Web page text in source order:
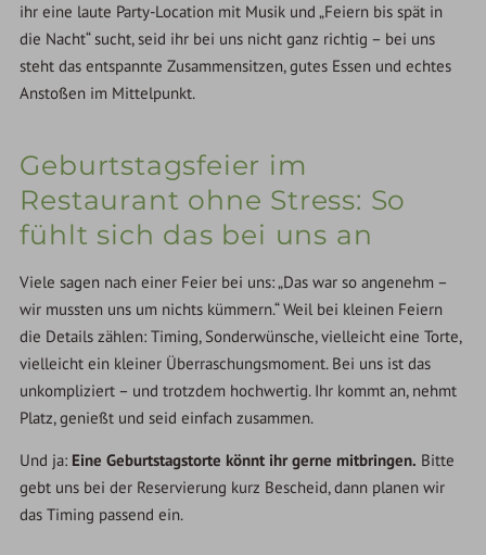
ihr eine laute Party-Location mit Musik und „Feiern bis spät in
die Nacht“ sucht, seid ihr bei uns nicht ganz richtig – bei uns
steht das entspannte Zusammensitzen, gutes Essen und echtes
Anstoßen im Mittelpunkt.
Geburtstagsfeier im
Restaurant ohne Stress: So
fühlt sich das bei uns an
Viele sagen nach einer Feier bei uns: „Das war so angenehm –
wir mussten uns um nichts kümmern.“ Weil bei kleinen Feiern
die Details zählen: Timing, Sonderwünsche, vielleicht eine Torte,
vielleicht ein kleiner Überraschungsmoment. Bei uns ist das
unkompliziert – und trotzdem hochwertig. Ihr kommt an, nehmt
Platz, genießt und seid einfach zusammen.
Und ja: Eine Geburtstagstorte könnt ihr gerne mitbringen. Bitte
gebt uns bei der Reservierung kurz Bescheid, dann planen wir
das Timing passend ein.